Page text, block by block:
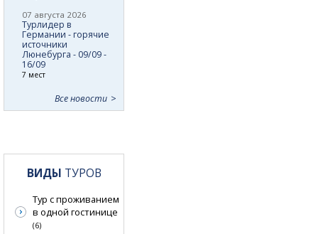
07 августа 2026
Турлидер в
Германии - горячие
источники
Люнебурга - 09/09 -
16/09
7 мест
Все новости
ВИДЫ ТУРОВ
Тур с проживанием
в одной гостинице
(6)